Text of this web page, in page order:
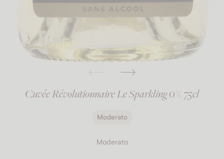
Cuvée Révolutionnaire Le Sparkling 0% 75cl
Moderato
Moderato